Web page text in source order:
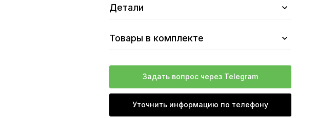
Детали
Товары в комплекте
Задать вопрос через Telegram
Уточнить информацию по телефону